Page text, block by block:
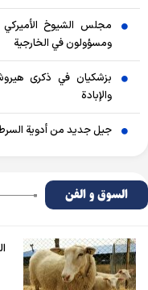
ومسؤولون في الخارجية
بزشكيان في ذكرى
والإبادة
جيل جديد من أدوية
السوق و الفن